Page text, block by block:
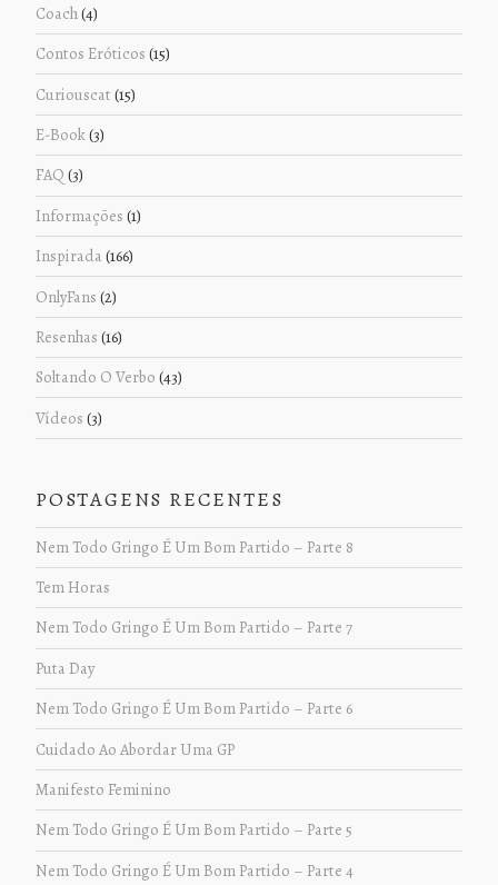
Coach(4)
Contos Eróticos (15)
Curiouscat (15)
E-Book(3)
FAQ (3)
Informações (1)
Inspirada (166)
OnlyFans (2)
Resenhas (16)
Soltando O Verbo (43)
Vídeos (3)
POSTAGENS RECENTES
Nem Todo Gringo É Um Bom Partido – Parte 8
Tem Horas
Nem Todo Gringo É Um Bom Partido – Parte 7
Puta Day
Nem Todo Gringo É Um Bom Partido – Parte 6
Cuidado Ao Abordar Uma GP
Manifesto Feminino
Nem Todo Gringo É Um Bom Partido – Parte 5
Nem Todo Gringo É Um Bom Partido – Parte 4